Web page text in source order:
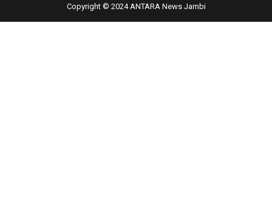
Copyright © 2024 ANTARA News Jambi